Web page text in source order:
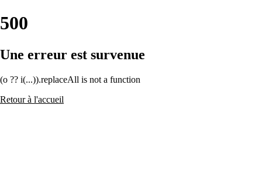
500
Une erreur est survenue
(o ?? i(...)).replaceAll is not a function
Retour à l'accueil